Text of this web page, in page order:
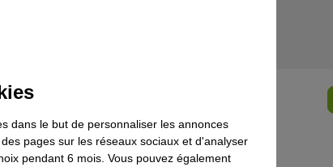
de
client à
dans le but de personnaliser les annonces
pages sur les réseaux sociaux et d'analyser
pendant 6 mois. Vous pouvez également